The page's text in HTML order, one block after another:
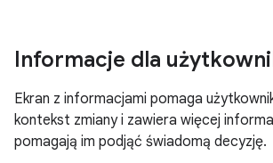
Informacje dla
Ekran z informacjami pomaga
kontekst zmiany i zawiera więcej
pomagają im podjąć świadomą decyzję.